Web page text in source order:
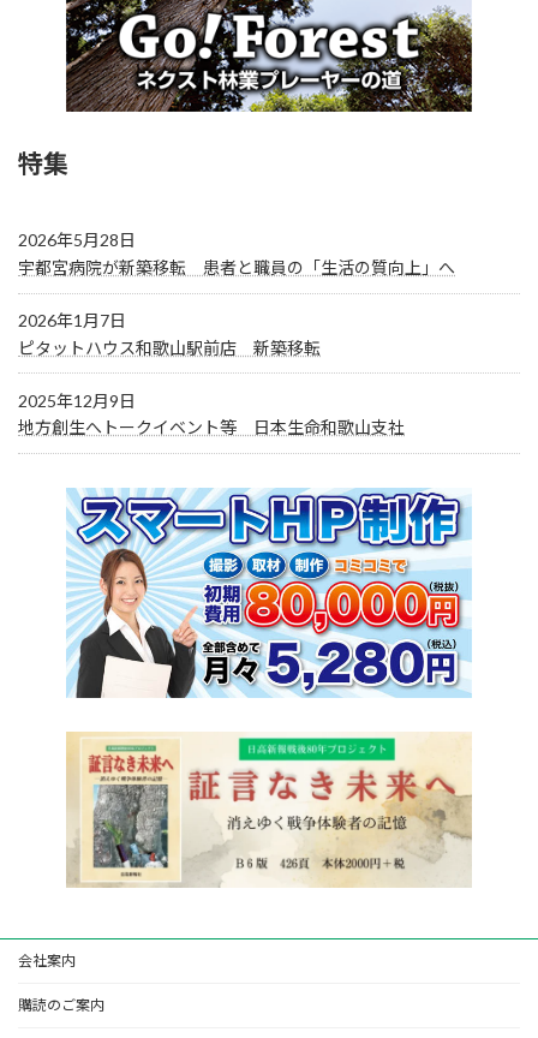
特集
2026年5月28日
宇都宮病院が新築移転 患者と職員の「生活の質向上」へ
2026年1月7日
ピタットハウス和歌山駅前店 新築移転
2025年12月9日
地方創生へトークイベント等 日本生命和歌山支社
会社案内
購読のご案内